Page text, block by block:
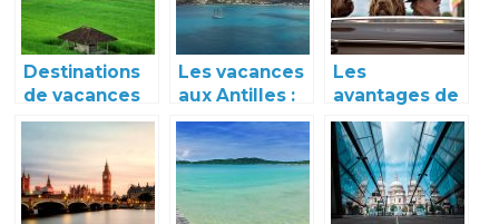
Destinations
de vacances
en campagne
asiatique
Les vacances
aux Antilles :
pensez à
louer une
voiture !
Les
avantages de
choisir une
voiture de
location pour
ses vacances
aux Antilles